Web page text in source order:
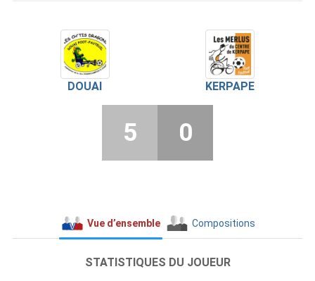
DOUAI KERPAPE
5 0
Vue d’ensemble Compositions
STATISTIQUES DU JOUEUR